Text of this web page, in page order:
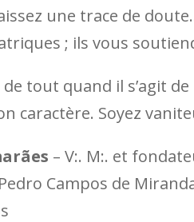
une trace de
; ils vous
tout quand il s’agit
caractère. Soyez
– V:. M:. et
Campos de